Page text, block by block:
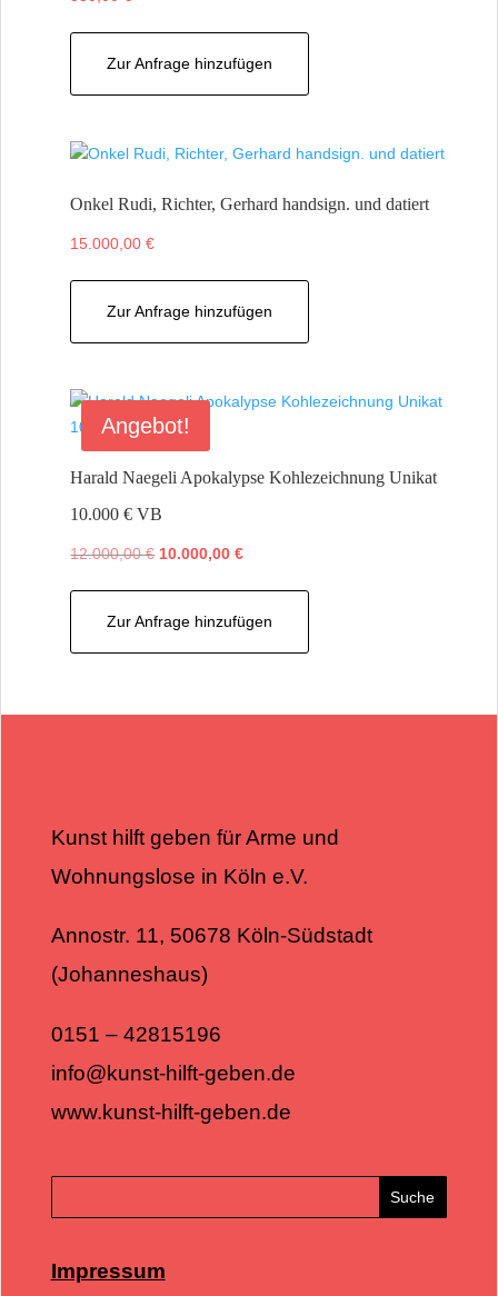
Zur Anfrage hinzufügen
Onkel Rudi, Richter, Gerhard handsign. und datiert
15.000,00€
Zur Anfrage hinzufügen
Angebot!
Harald Naegeli Apokalypse Kohlezeichnung Unikat
10.000 € VB
12.000,00€ Ursprünglicher
12.000,00 €
10.000,00€Aktueller
10.000,00 €.
Zur Anfrage hinzufügen
Kunst hilft geben für Arme und
Wohnungslose in Köln e.V.
Annostr. 11, 50678 Köln-Südstadt
(Johanneshaus)
0151 – 42815196
info@kunst-hilft-geben.de
www.kunst-hilft-geben.de
Impressum